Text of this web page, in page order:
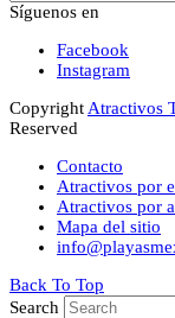
Síguenos en
Facebook
Instagram
Copyright Atractivos
Reserved
Contacto
Atractivos por
Atractivos por
Mapa del sitio
Back To Top
Search